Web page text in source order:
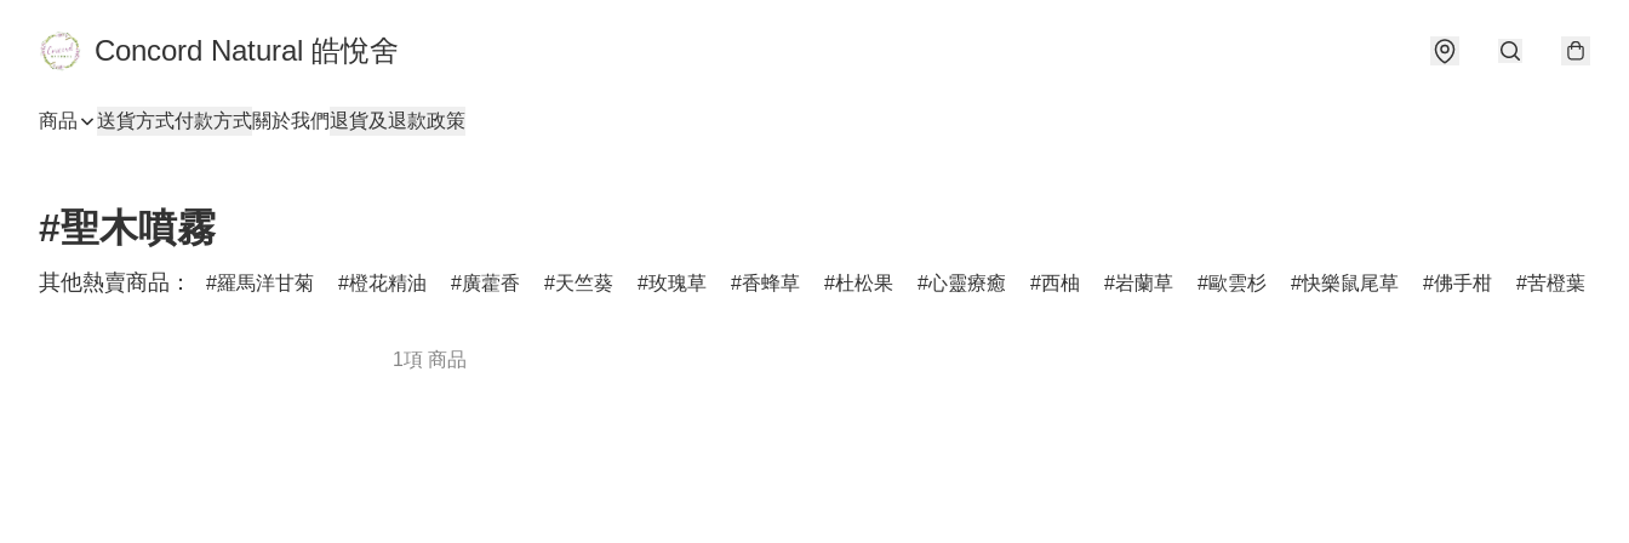
Concord Natural 皓悅舍
商品 送貨方式付款方式關於我們退貨及退款政策
#聖木噴霧
其他熱賣商品： 羅馬洋甘菊 橙花精油 廣藿香 天竺葵 玫瑰草 香蜂草 杜松果 心靈療癒 西柚 岩蘭草 歐雲杉 快樂鼠尾草 佛手柑 苦橙葉
1項 商品